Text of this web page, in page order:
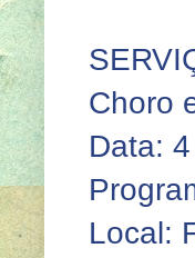
Choro
Data:
Local: